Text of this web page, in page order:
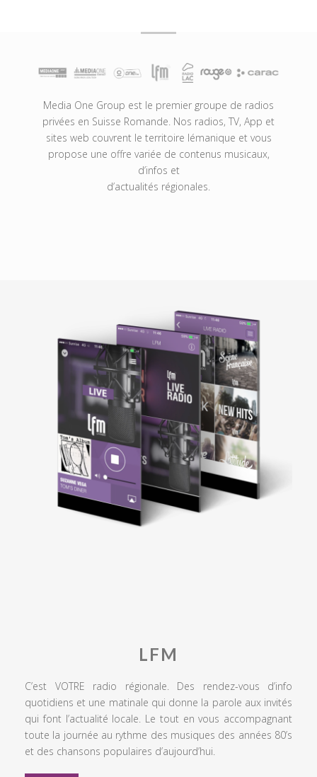
Media One Group est le premier groupe de radios
privées en Suisse Romande. Nos radios, TV, App et
sites web couvrent le territoire lémanique et vous
propose une offre variée de contenus musicaux,
d’infos et
d’actualités régionales.
LFM
C’est VOTRE radio régionale. Des rendez-vous d’info
quotidiens et une matinale qui donne la parole aux invités
qui font l’actualité locale. Le tout en vous accompagnant
toute la journée au rythme des musiques des années 80’s
et des chansons populaires d’aujourd’hui.